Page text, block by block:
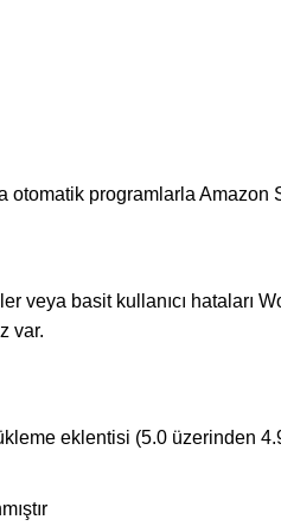
otomatik programlarla
veya basit kullanıcı
var.
eklentisi (5.0 üzerinden